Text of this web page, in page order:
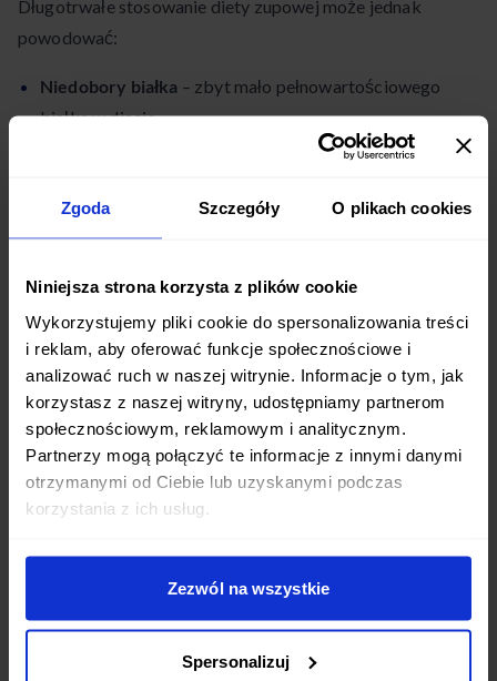
Zgoda Szczegóły O plikach cookies
Niniejsza strona korzysta z plików cookie
Wykorzystujemy pliki cookie do spersonalizowania treści
i reklam, aby oferować funkcje społecznościowe i
analizować ruch w naszej witrynie. Informacje o tym, jak
korzystasz z naszej witryny, udostępniamy partnerom
społecznościowym, reklamowym i analitycznym.
Partnerzy mogą połączyć te informacje z innymi danymi
otrzymanymi od Ciebie lub uzyskanymi podczas
korzystania z ich usług.
Zezwól na wszystkie
Spersonalizuj
Długotrwałe stosowanie diety zupowej może jednak
powodować:
Niedobory białka – zbyt mało pełnowartościowego
białka w diecie.
Niedobory witamin i minerałów – zbyt monotonna dieta.
Efekt jojo
– szybki powrót do wyjściowej masy ciała po
zakończeniu diety.
Problemy z trawieniem.
Przeciwwskazania i zalecenia
Kto nie powinien stosować diety zupowej?
Dieta zupowa, ze względu na restrykcyjny charakter, nie
jest odpowiednia dla każdego. Nie powinny jej stosować:
Kobiety w ciąży i karmiące piersią.